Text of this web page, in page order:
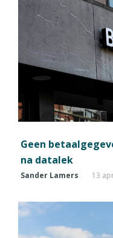
Geen
na datalek
Sander Lamers 13